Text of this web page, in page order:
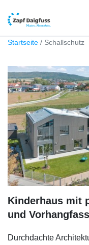
Startseite Schallschutz
Kinderhaus mit
und
Durchdachte